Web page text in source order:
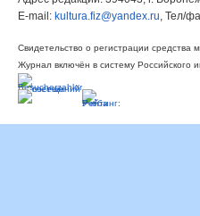
E-mail: kultura.fiz@yandex.ru, Тел/
Свидетельство о регистрации
Журнал включён в систему Российского